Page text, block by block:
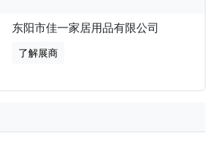
东阳市佳一家居用品有限公司
了解展商